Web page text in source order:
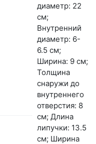
диаметр: 22
см;
Внутренний
диаметр: 6-
6.5 см;
Ширина: 9 см;
Толщина
снаружи до
внутреннего
отверстия: 8
см; Длина
липучки: 13.5
см; Ширина